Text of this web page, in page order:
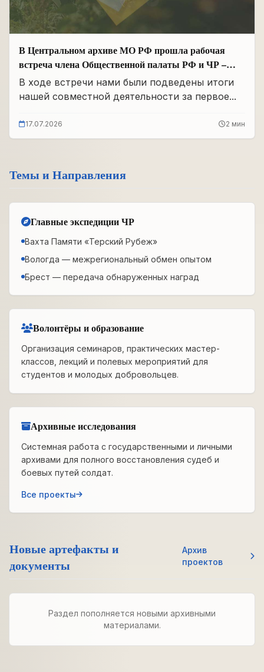
В Центральном архиве МО РФ прошла рабочая
встреча члена Общественной палаты РФ и ЧР –
Руководителя Регионального отделения «Поисковое
движение России» в ЧР Иса Сардалов с
Панковым
В ходе встречи нами были подведены итоги
нашей совместной деятельности за первое...
17.07.2026 2 мин
Темы и Направления
Главные экспедиции ЧР
Вахта Памяти «Терский Рубеж»
Вологда — межрегиональный обмен опытом
Брест — передача обнаруженных наград
Волонтёры и образование
Организация семинаров, практических мастер-
классов, лекций и полевых мероприятий для
студентов и молодых добровольцев.
Архивные исследования
Системная работа с государственными и личными
архивами для полного восстановления судеб и
боевых путей солдат.
Все проекты
Новые артефакты и
документы
Архив
проектов
Раздел пополняется новыми архивными
материалами.